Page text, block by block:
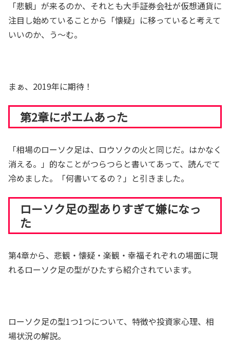
「悲観」が来るのか、それとも大手証券会社が仮想通貨に
注目し始めていることから「懐疑」に移っていると考えて
いいのか、う～む。
まぁ、2019年に期待！
第2章にポエムあった
「相場のローソク足は、ロウソクの火と同じだ。はかなく
消える。」的なことがつらつらと書いてあって、読んでて
冷めました。「何書いてるの？」と引きました。
ローソク足の型ありすぎて嫌になっ
た
第4章から、悲観・懐疑・楽観・幸福それぞれの場面に現
れるローソク足の型がひたすら紹介されています。
ローソク足の型1つ1つについて、特徴や投資家心理、相
場状況の解説。